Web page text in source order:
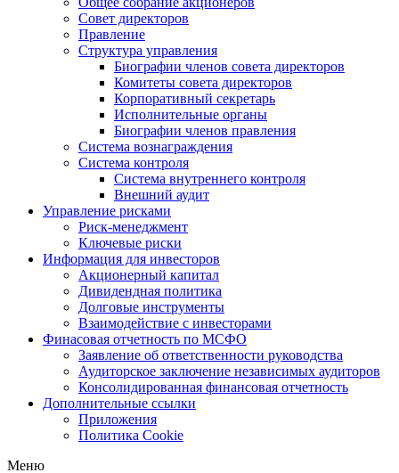
Совет директоров
Правление
Структура управления
Биографии членов совета директоров
Комитеты совета директоров
Корпоративный секретарь
Исполнительные органы
Биографии членов правления
Система вознаграждения
Система контроля
Система внутреннего контроля
Внешний аудит
Управление рисками
Риск-менеджмент
Ключевые риски
Информация для инвесторов
Акционерный капитал
Дивидендная политика
Долговые инструменты
Взаимодействие с инвеcторами
Финасовая отчетность по МСФО
Заявление об ответственности руководства
Аудиторское заключение независимых аудиторов
Консолидированная финансовая отчетность
Дополнительные ссылки
Приложения
Политика Cookie
Меню